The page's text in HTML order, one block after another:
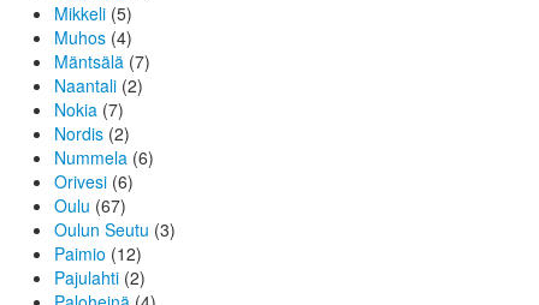
Mikkeli (5)
Muhos (4)
Mäntsälä (7)
Naantali (2)
Nokia (7)
Nordis (2)
Nummela (6)
Orivesi (6)
Oulu (67)
Oulun Seutu (3)
Paimio (12)
Pajulahti (2)